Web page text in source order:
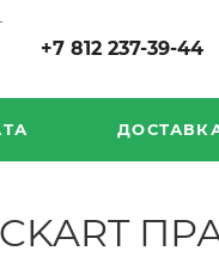
+7 812 237-39-44